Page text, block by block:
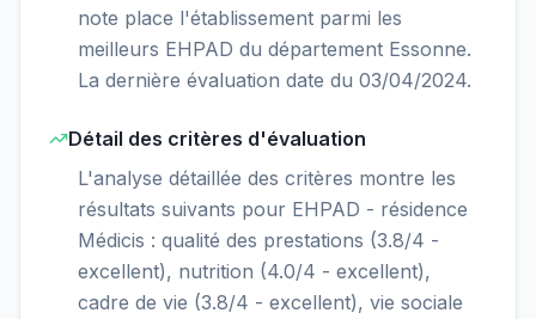
note place l'établissement parmi les
meilleurs EHPAD du département Essonne.
La dernière évaluation date du 03/04/2024.
Détail des critères d'évaluation
L'analyse détaillée des critères montre les
résultats suivants pour EHPAD - résidence
Médicis : qualité des prestations (3.8/4 -
excellent), nutrition (4.0/4 - excellent),
cadre de vie (3.8/4 - excellent), vie sociale